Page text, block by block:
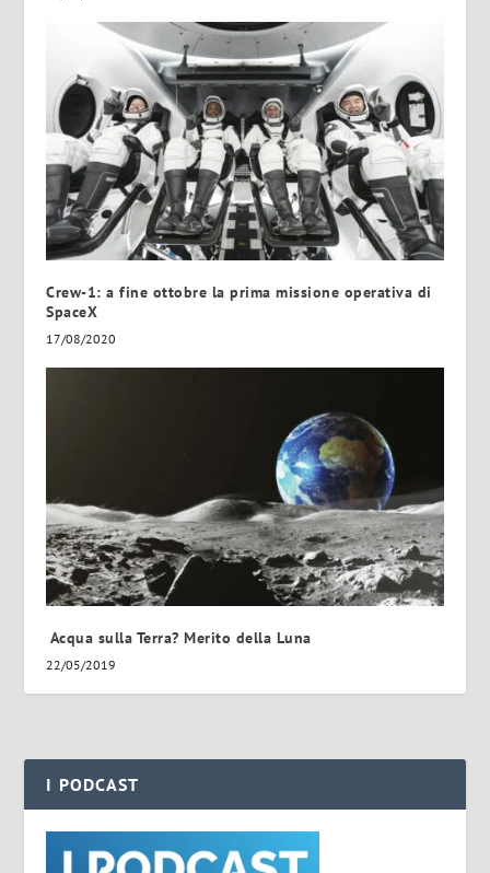
Crew-1: a fine ottobre la prima missione operativa di
SpaceX
17/08/2020
Acqua sulla Terra? Merito della Luna
22/05/2019
I PODCAST